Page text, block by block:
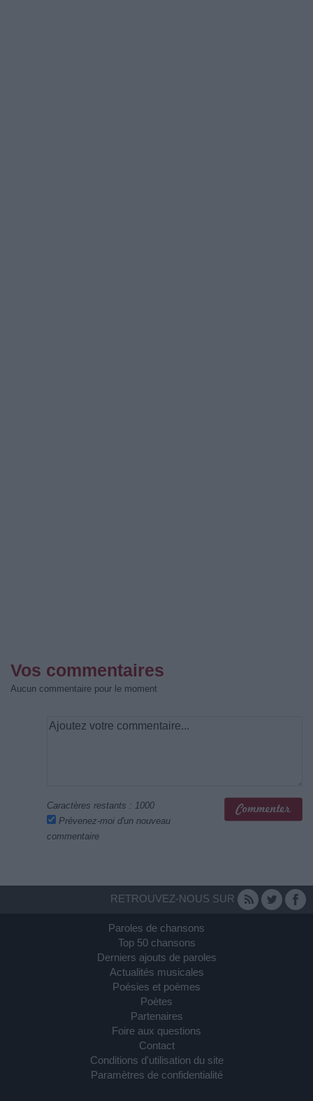
Vos commentaires
Aucun commentaire pour le moment
Caractères restants : 1000
Prévenez-moi d'un nouveau
commentaire
RETROUVEZ-NOUS SUR
Paroles de chansons
Top 50 chansons
Derniers ajouts de paroles
Actualités musicales
Poésies et poèmes
Poètes
Partenaires
Foire aux questions
Contact
Conditions d'utilisation du site
Paramètres de confidentialité